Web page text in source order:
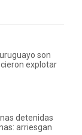
son
explotar
detenidas
arriesgan